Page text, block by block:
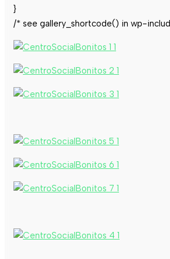
}
/* see gallery_shortcode() in wp-